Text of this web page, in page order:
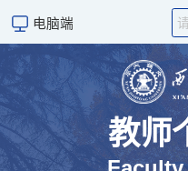
电脑端
教师